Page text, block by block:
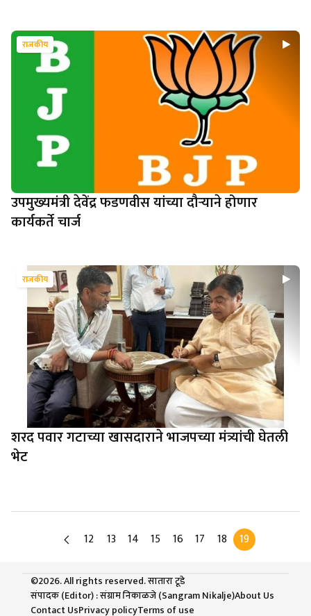
राजकीय
उपमुख्यमंत्री देवेंद्र फडणवीस यांच्या दौऱ्याने होणार
कार्यकर्ते चार्ज
राजकीय
शरद पवार गटाच्या खासदाराने भाजपच्या मंत्र्यांची घेतली
भेट
12 13 14 15 16 17 18 19
©2026. All rights reserved. सातारा टूडे
संपादक (Editor) : संग्राम निकाळजे (Sangram Nikalje)About Us
Contact UsPrivacy policyTerms of use